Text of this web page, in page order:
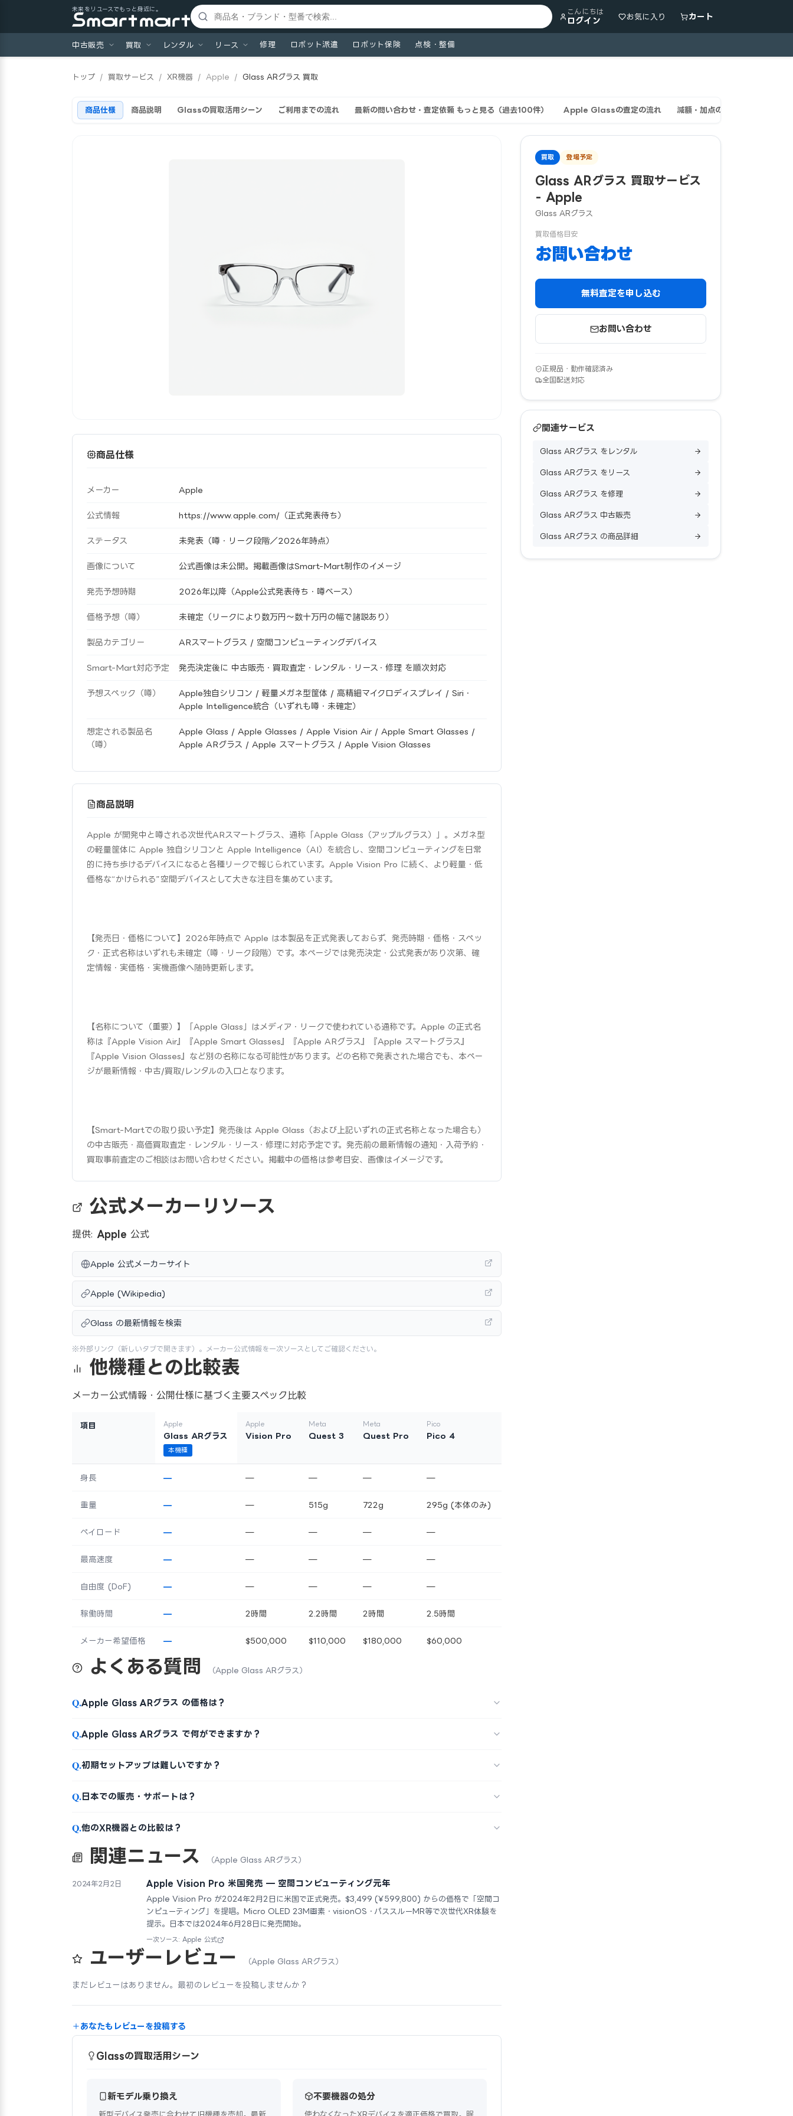
未来をリユースでもっと身近に。 こんにちは
ログイン お気に入り カート
中古販売 買取 レンタル リース 修理 ロボット派遣 ロボット保険 点検・整備
トップ / 買取サービス / XR機器 / Apple / Glass ARグラス 買取
商品仕様 商品説明 Glassの買取活用シーン ご利用までの流れ 最新の問い合わせ・査定依頼 もっと見る（過去100件） Apple Glassの査定の流れ 減額・加点の主な条件
商品仕様
メーカー Apple
公式情報 https://www.apple.com/（正式発表待ち）
ステータス 未発表（噂・リーク段階／2026年時点）
画像について 公式画像は未公開。掲載画像はSmart-Mart制作のイメージ
発売予想時期 2026年以降（Apple公式発表待ち・噂ベース）
価格予想（噂） 未確定（リークにより数万円〜数十万円の幅で諸説あり）
製品カテゴリー ARスマートグラス / 空間コンピューティングデバイス
Smart-Mart対応予定 発売決定後に 中古販売・買取査定・レンタル・リース・修理 を順次対応
予想スペック（噂）
Apple独自シリコン / 軽量メガネ型筐体 / 高精細マイクロディスプレイ / Siri・
Apple Intelligence統合（いずれも噂・未確定）
想定される製品名
（噂）
Apple Glass / Apple Glasses / Apple Vision Air / Apple Smart Glasses /
Apple ARグラス / Apple スマートグラス / Apple Vision Glasses
商品説明
Apple が開発中と噂される次世代ARスマートグラス、通称「Apple Glass（アップルグラス）」。メガネ型
の軽量筐体に Apple 独自シリコンと Apple Intelligence（AI）を統合し、空間コンピューティングを日常
的に持ち歩けるデバイスになると各種リークで報じられています。Apple Vision Pro に続く、より軽量・低
価格な“かけられる”空間デバイスとして大きな注目を集めています。
【発売日・価格について】2026年時点で Apple は本製品を正式発表しておらず、発売時期・価格・スペッ
ク・正式名称はいずれも未確定（噂・リーク段階）です。本ページでは発売決定・公式発表があり次第、確
定情報・実価格・実機画像へ随時更新します。
【名称について（重要）】「Apple Glass」はメディア・リークで使われている通称です。Apple の正式名
称は『Apple Vision Air』『Apple Smart Glasses』『Apple ARグラス』『Apple スマートグラス』
『Apple Vision Glasses』など別の名称になる可能性があります。どの名称で発表された場合でも、本ペー
ジが最新情報・中古/買取/レンタルの入口となります。
【Smart-Martでの取り扱い予定】発売後は Apple Glass（および上記いずれの正式名称となった場合も）
の中古販売・高価買取査定・レンタル・リース・修理に対応予定です。発売前の最新情報の通知・入荷予約・
買取事前査定のご相談はお問い合わせください。掲載中の価格は参考目安、画像はイメージです。
公式メーカーリソース
提供: Apple 公式
Apple 公式メーカーサイト
Apple (Wikipedia)
Glass の最新情報を検索
※外部リンク（新しいタブで開きます）。メーカー公式情報を一次ソースとしてご確認ください。
他機種との比較表
メーカー公式情報・公開仕様に基づく主要スペック比較
項目 Apple
Glass ARグラス
本機種
Apple
Vision Pro
Meta
Quest 3
Meta
Quest Pro
Pico
Pico 4
身長 — — — — —
重量 — — 515g 722g 295g (本体のみ)
ペイロード — — — — —
最高速度 — — — — —
自由度 (DoF) — — — — —
稼働時間 — 2時間 2.2時間 2時間 2.5時間
メーカー希望価格 — $500,000 $110,000 $180,000 $60,000
よくある質問 （Apple Glass ARグラス）
Q.Apple Glass ARグラス の価格は？
Q.Apple Glass ARグラス で何ができますか？
Q.初期セットアップは難しいですか？
Q.日本での販売・サポートは？
Q.他のXR機器との比較は？
関連ニュース （Apple Glass ARグラス）
2024年2月2日 Apple Vision Pro 米国発売 — 空間コンピューティング元年
Apple Vision Pro が2024年2月2日に米国で正式発売。$3,499 (¥599,800) からの価格で「空間コ
ンピューティング」を提唱。Micro OLED 23M画素・visionOS・パススルーMR等で次世代XR体験を
提示。日本では2024年6月28日に発売開始。
一次ソース: Apple 公式
ユーザーレビュー （Apple Glass ARグラス）
まだレビューはありません。最初のレビューを投稿しませんか？
あなたもレビューを投稿する
Glassの買取活用シーン
新モデル乗り換え
新型デバイス発売に合わせて旧機種を売却。最新
不要機器の処分
使わなくなったXRデバイスを適正価格で買取。眠
買取 登場予定
Glass ARグラス 買取サービス
- Apple
Glass ARグラス
買取価格目安
お問い合わせ
無料査定を申し込む
お問い合わせ
正規品・動作確認済み
全国配送対応
関連サービス
Glass ARグラス をレンタル
Glass ARグラス をリース
Glass ARグラス を修理
Glass ARグラス 中古販売
Glass ARグラス の商品詳細